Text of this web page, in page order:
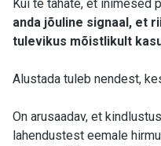
Kui te tahate, et inimesed
anda jõuline signaal, et
tulevikus mõistlikult
Alustada tuleb nendest,
On arusaadav, et
lahendustest eemale